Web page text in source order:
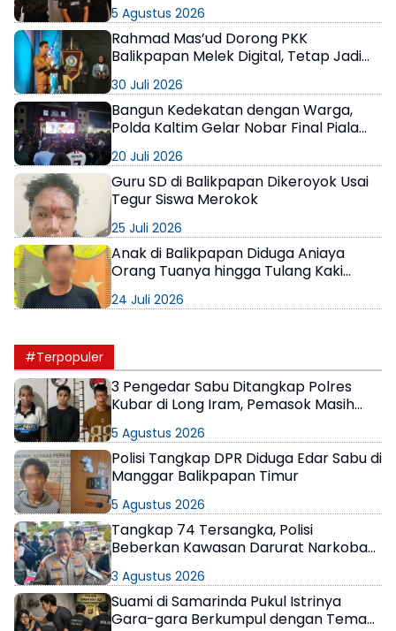
5 Agustus 2026
Rahmad Mas’ud Dorong PKK
Balikpapan Melek Digital, Tetap Jadi
30 Juli 2026
Bangun Kedekatan dengan Warga,
Polda Kaltim Gelar Nobar Final Piala
20 Juli 2026
Guru SD di Balikpapan Dikeroyok Usai
Tegur Siswa Merokok
25 Juli 2026
Anak di Balikpapan Diduga Aniaya
Orang Tuanya hingga Tulang Kaki
24 Juli 2026
#Terpopuler
3 Pengedar Sabu Ditangkap Polres
Kubar di Long Iram, Pemasok Masih
5 Agustus 2026
Polisi Tangkap DPR Diduga Edar Sabu di
Manggar Balikpapan Timur
5 Agustus 2026
Tangkap 74 Tersangka, Polisi
Beberkan Kawasan Darurat Narkoba
3 Agustus 2026
Suami di Samarinda Pukul Istrinya
Gara-gara Berkumpul dengan Teman